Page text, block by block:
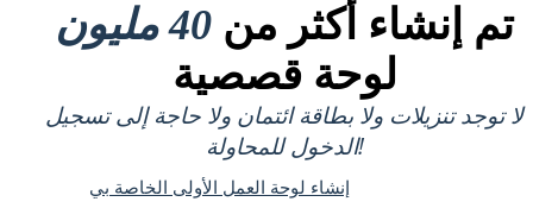
تم إنشاء أكثر من 40 مليون
لوحة قصصية
لا توجد تنزيلات ولا بطاقة ائتمان ولا حاجة إلى تسجيل
الدخول للمحاولة!
إنشاء لوحة العمل الأولى الخاصة بي